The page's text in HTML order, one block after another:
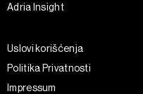
Adria Insight
Uslovi korišćenja
Politika Privatnosti
Impressum